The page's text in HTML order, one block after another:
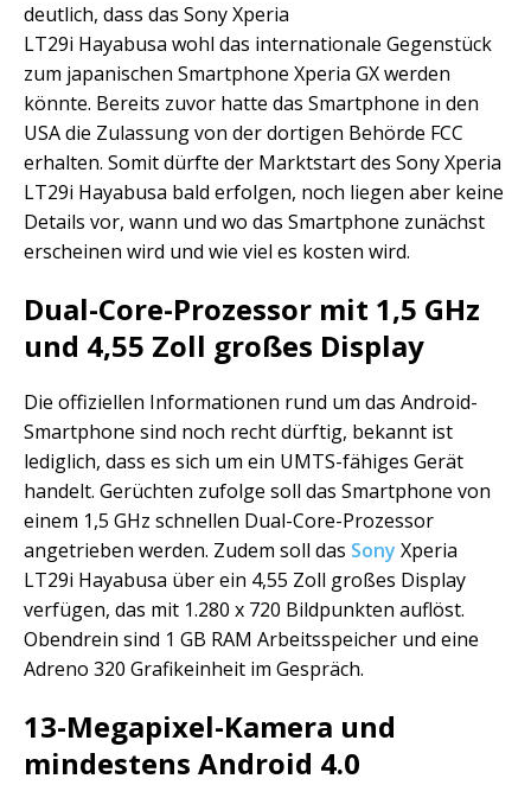
deutlich, dass das Sony Xperia
LT29i Hayabusa wohl das internationale Gegenstück
zum japanischen Smartphone Xperia GX werden
könnte. Bereits zuvor hatte das Smartphone in den
USA die Zulassung von der dortigen Behörde FCC
erhalten. Somit dürfte der Marktstart des Sony Xperia
LT29i Hayabusa bald erfolgen, noch liegen aber keine
Details vor, wann und wo das Smartphone zunächst
erscheinen wird und wie viel es kosten wird.
Dual-Core-Prozessor mit 1,5 GHz
und 4,55 Zoll großes Display
Die offiziellen Informationen rund um das Android-
Smartphone sind noch recht dürftig, bekannt ist
lediglich, dass es sich um ein UMTS-fähiges Gerät
handelt. Gerüchten zufolge soll das Smartphone von
einem 1,5 GHz schnellen Dual-Core-Prozessor
angetrieben werden. Zudem soll das Sony Xperia
LT29i Hayabusa über ein 4,55 Zoll großes Display
verfügen, das mit 1.280 x 720 Bildpunkten auflöst.
Obendrein sind 1 GB RAM Arbeitsspeicher und eine
Adreno 320 Grafikeinheit im Gespräch.
13-Megapixel-Kamera und
mindestens Android 4.0